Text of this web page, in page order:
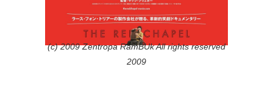
(c) 2009 Zentropa RamBUk All rights reserved
2009